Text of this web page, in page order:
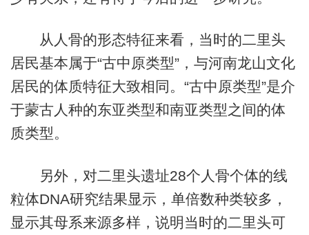
从人骨的形态特征来看，当时的二里头
居民基本属于“古中原类型”，与河南龙山文化
居民的体质特征大致相同。“古中原类型”是介
于蒙古人种的东亚类型和南亚类型之间的体
质类型。
另外，对二里头遗址28个人骨个体的线
粒体DNA研究结果显示，单倍数种类较多，
显示其母系来源多样，说明当时的二里头可